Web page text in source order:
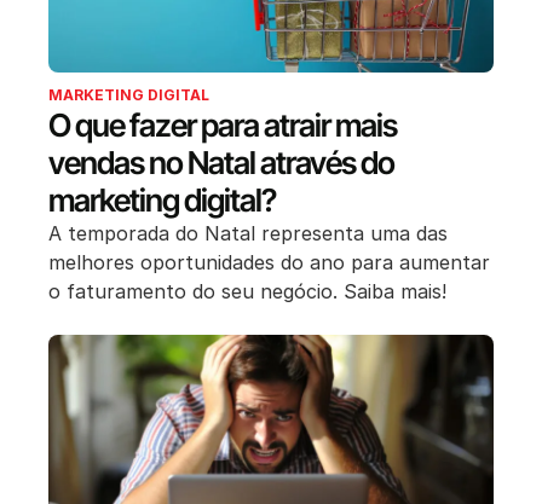
MARKETING DIGITAL
O que fazer para atrair mais
vendas no Natal através do
marketing digital?
A temporada do Natal representa uma das
melhores oportunidades do ano para aumentar
o faturamento do seu negócio. Saiba mais!